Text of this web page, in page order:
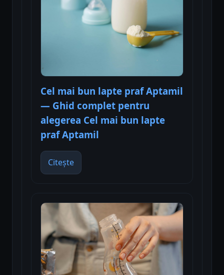
Cel mai bun lapte praf Aptamil
— Ghid complet pentru
alegerea Cel mai bun lapte
praf Aptamil
Citește